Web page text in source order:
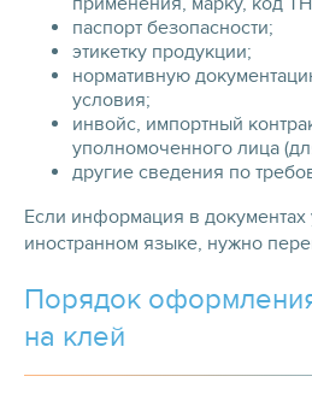
паспорт безопасности;
этикетку продукции;
нормативную
условия;
инвойс, импортный
уполномоченного лица
другие сведения по
Если информация в документах
иностранном языке, нужно
Порядок
на клей